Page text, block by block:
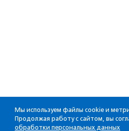
Мы используем файлы cookie и
Продолжая работу с сайтом, вы
обработки персональных данных